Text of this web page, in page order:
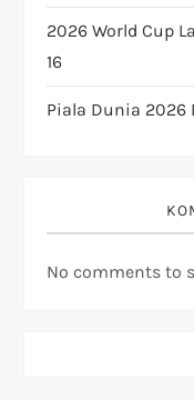
o
n
2026 World Cup
16
Piala Dunia 2026
No comments to